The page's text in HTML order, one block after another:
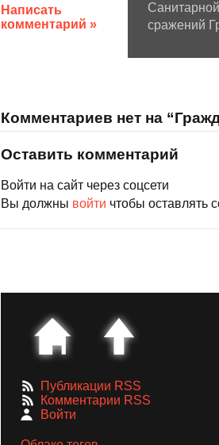
Написать
комментарий »
сражений
Комментариев нет на
Оставить комментарий
Войти на сайт через соцсети
Вы должны войти чтобы оставлять
Публикации RSS
Комментарии RSS
Войти